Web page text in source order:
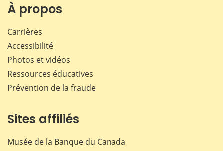
À propos
Carrières
Accessibilité
Photos et vidéos
Ressources éducatives
Prévention de la fraude
Sites affiliés
Musée de la Banque du Canada